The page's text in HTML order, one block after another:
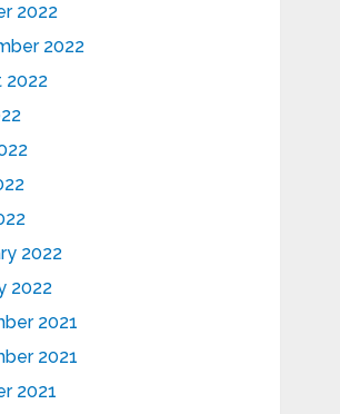
2022
2022
2022
2022
2022
2021
2021
2021